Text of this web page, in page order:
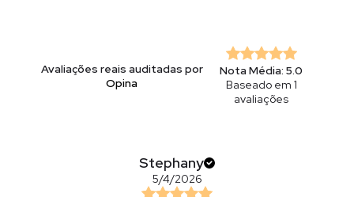
Avaliações reais auditadas por
Opina
Nota Média: 5.0
Baseado em 1
avaliações
Stephany
5/4/2026